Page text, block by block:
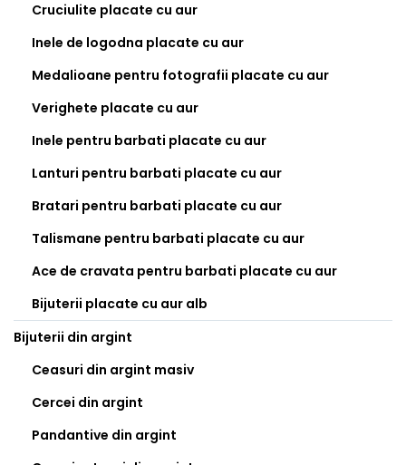
Cruciulite placate cu aur
Inele de logodna placate cu aur
Medalioane pentru fotografii placate cu aur
Verighete placate cu aur
Inele pentru barbati placate cu aur
Lanturi pentru barbati placate cu aur
Bratari pentru barbati placate cu aur
Talismane pentru barbati placate cu aur
Ace de cravata pentru barbati placate cu aur
Bijuterii placate cu aur alb
Bijuterii din argint
Ceasuri din argint masiv
Cercei din argint
Pandantive din argint